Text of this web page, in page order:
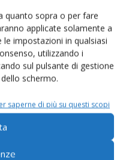
quanto sopra o per fare
applicate solamente a
impostazioni in qualsiasi
utilizzando i
sul pulsante di gestione
schermo.
saperne di più su questi scopi